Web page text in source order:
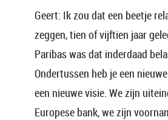
Geert: Ik zou dat een beetje
zeggen, tien of vijftien jaar
Paribas was dat inderdaad
Ondertussen heb je een
een nieuwe visie. We zijn
Europese bank, we zijn